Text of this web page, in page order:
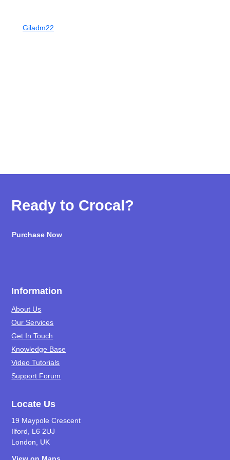
Giladm22
Ready to Crocal?
Purchase Now
Information
About Us
Our Services
Get In Touch
Knowledge Base
Video Tutorials
Support Forum
Locate Us
19 Maypole Crescent
Ilford, L6 2UJ
London, UK